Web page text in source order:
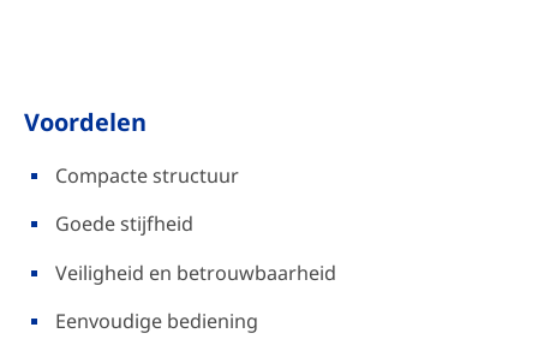
Voordelen
Compacte structuur
Goede stijfheid
Veiligheid en betrouwbaarheid
Eenvoudige bediening